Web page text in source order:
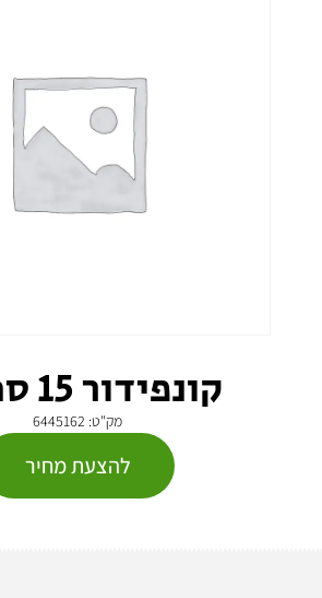
קונפידור 15 סמ"ק
מק"ט: 6445162
להצעת מחיר